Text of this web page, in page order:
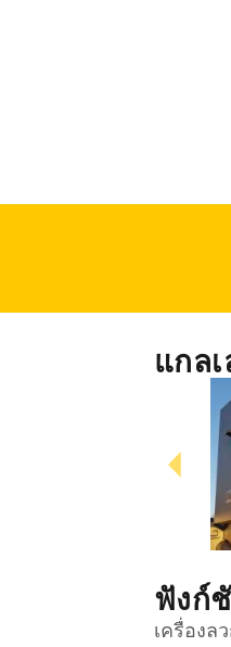
แกล
ฟังก์
เครื่องล